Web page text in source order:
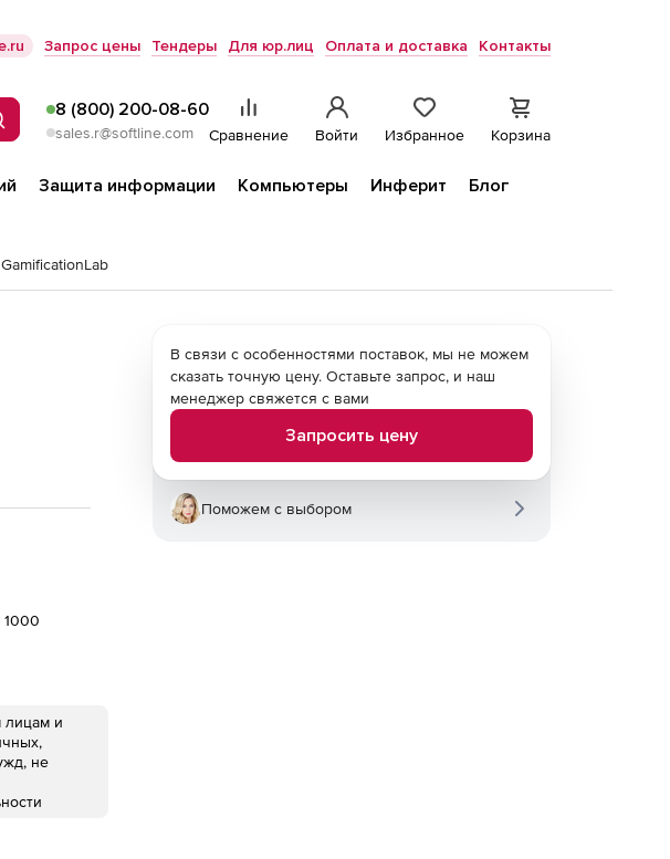
Запрос цены Тендеры Для юр.лиц Оплата и доставка Контакты
8 (800) 200-08-60
sales.r@softline.com Сравнение Войти Избранное Корзина
Защита информации Компьютеры Инферит
Блог
GamificationLab
1000
лицам и
не
В связи с особенностями поставок, мы не можем
сказать точную цену. Оставьте запрос, и наш
менеджер свяжется с вами
Запросить цену
Поможем с выбором